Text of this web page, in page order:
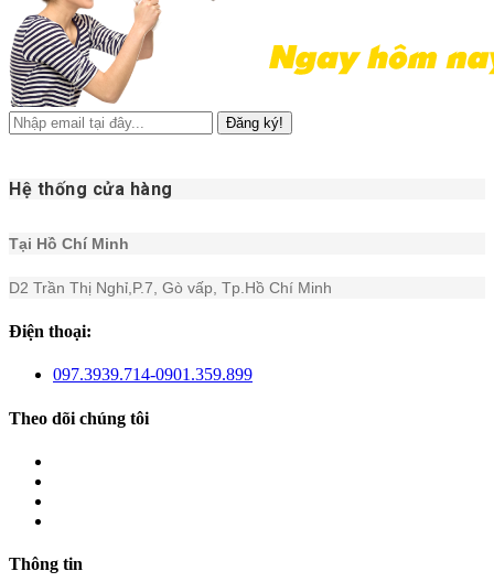
Đăng ký!
Hệ thống cửa hàng
Tại Hồ Chí Minh
D2 Trần Thị Nghỉ,P.7, Gò vấp, Tp.Hồ Chí Minh
Điện thoại:
097.3939.714-0901.359.899
Theo dõi chúng tôi
Thông tin